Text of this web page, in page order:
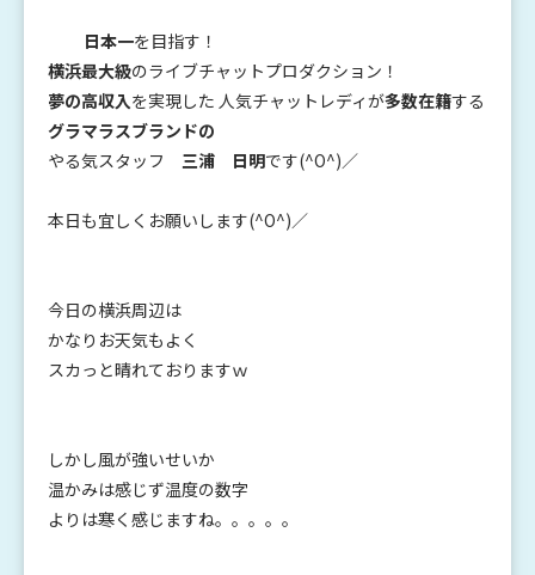
日本一を目指す！
横浜最大級のライブチャットプロダクション！
夢の高収入を実現した 人気チャットレディが多数在籍する
グラマラスブランドの
やる気スタッフ 三浦 日明です(^O^)／
本日も宜しくお願いします(^O^)／
今日の横浜周辺は
かなりお天気もよく
スカっと晴れておりますｗ
しかし風が強いせいか
温かみは感じず温度の数字
よりは寒く感じますね。。。。。